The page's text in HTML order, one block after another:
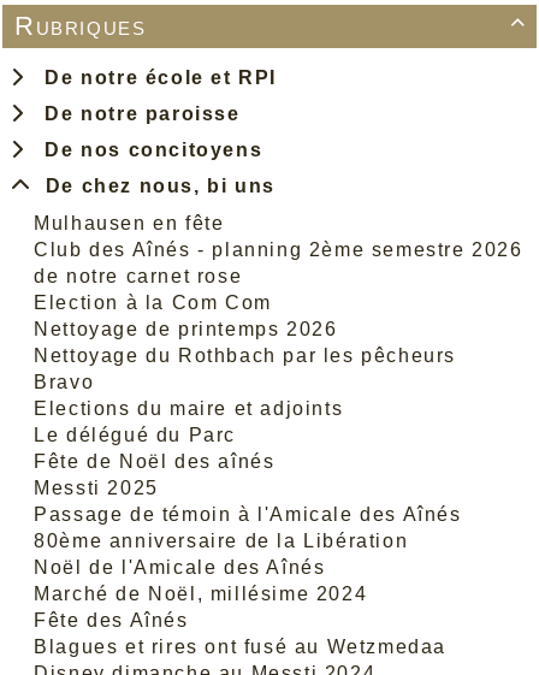

Rubriques
De notre école et RPI
De notre paroisse
De nos concitoyens
De chez nous, bi uns
Mulhausen en fête
Club des Aînés - planning 2ème semestre 2026
de notre carnet rose
Election à la Com Com
Nettoyage de printemps 2026
Nettoyage du Rothbach par les pêcheurs
Bravo
Elections du maire et adjoints
Le délégué du Parc
Fête de Noël des aînés
Messti 2025
Passage de témoin à l'Amicale des Aînés
80ème anniversaire de la Libération
Noël de l'Amicale des Aînés
Marché de Noël, millésime 2024
Fête des Aînés
Blagues et rires ont fusé au Wetzmedaa